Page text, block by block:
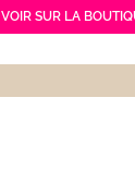
VOIR SUR LA